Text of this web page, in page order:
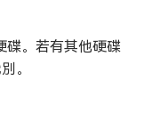
碟。若有其他硬碟
。